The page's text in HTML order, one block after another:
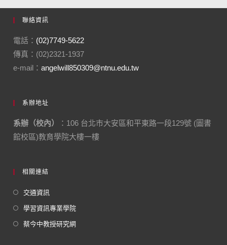
聯絡資訊
電話： (02)7749-5622
傳真：(02)2321-1937
e-mail：angelwill850309@ntnu.edu.tw
系辦地址
系辦（校內）
：106 台北市大安區和平東路一段129號 (圖書
館校區)教育學院大樓一樓
相關連結
交通資訊
學習資訊專業學院
蔡今中教授研究網